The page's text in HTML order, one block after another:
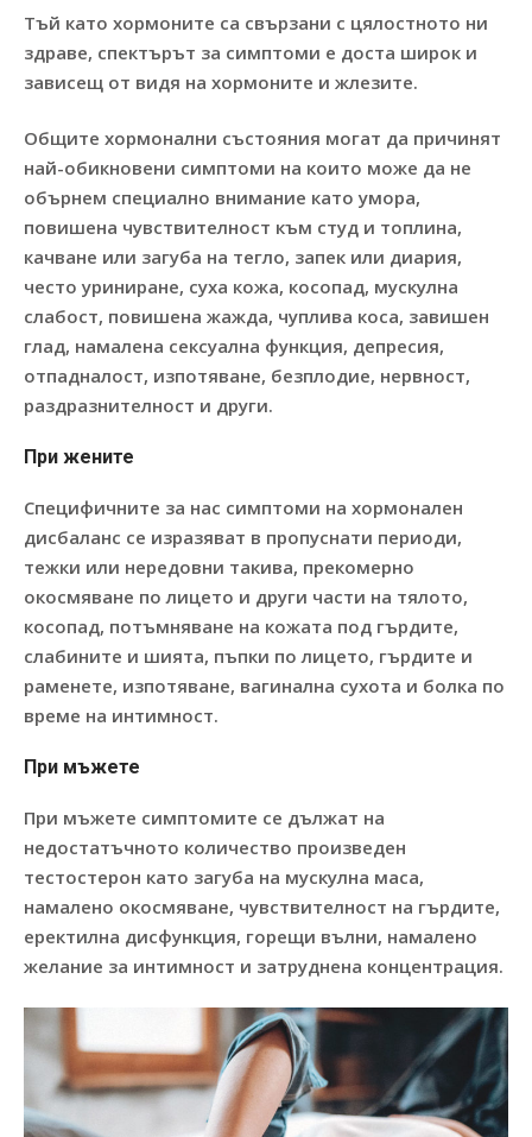
Тъй като хормоните са свързани с цялостното ни
здраве, спектърът за симптоми е доста широк и
зависещ от видя на хормоните и жлезите.
Общите хормонални състояния могат да причинят
най-обикновени симптоми на които може да не
обърнем специално внимание като умора,
повишена чувствителност към студ и топлина,
качване или загуба на тегло, запек или диария,
често уриниране, суха кожа, косопад, мускулна
слабост, повишена жажда, чуплива коса, завишен
глад, намалена сексуална функция, депресия,
отпадналост, изпотяване, безплодие, нервност,
раздразнителност и други.
При жените
Специфичните за нас симптоми на хормонален
дисбаланс се изразяват в пропуснати периоди,
тежки или нередовни такива, прекомерно
окосмяване по лицето и други части на тялото,
косопад, потъмняване на кожата под гърдите,
слабините и шията, пъпки по лицето, гърдите и
раменете, изпотяване, вагинална сухота и болка по
време на интимност.
При мъжете
При мъжете симптомите се дължат на
недостатъчното количество произведен
тестостерон като загуба на мускулна маса,
намалено окосмяване, чувствителност на гърдите,
еректилна дисфункция, горещи вълни, намалено
желание за интимност и затруднена концентрация.